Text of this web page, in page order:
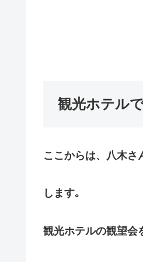
観光ホテル
ここからは、八木さ
します｡
観光ホテルの観望会